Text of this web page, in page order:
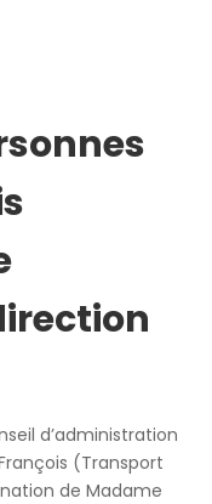
d’administration
(Transport
de Madame